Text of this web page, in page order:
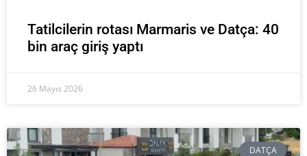
Tatilcilerin rotası Marmaris ve Datça: 40
bin araç giriş yaptı
26 Mayıs 2026
DATÇA